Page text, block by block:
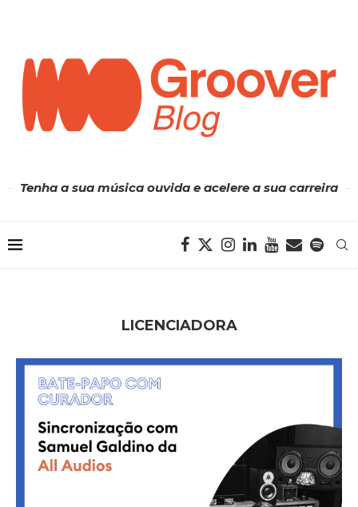
Tenha a sua música ouvida e acelere a sua carreira
LICENCIADORA